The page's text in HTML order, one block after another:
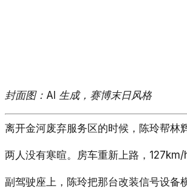
封面图：AI 生成，赛博末日风格
离开金河废弃服务区的时候，陈玲帮林
两人没有寒暄。房车重新上路，
副驾驶座上，陈玲把那台改装信号设备